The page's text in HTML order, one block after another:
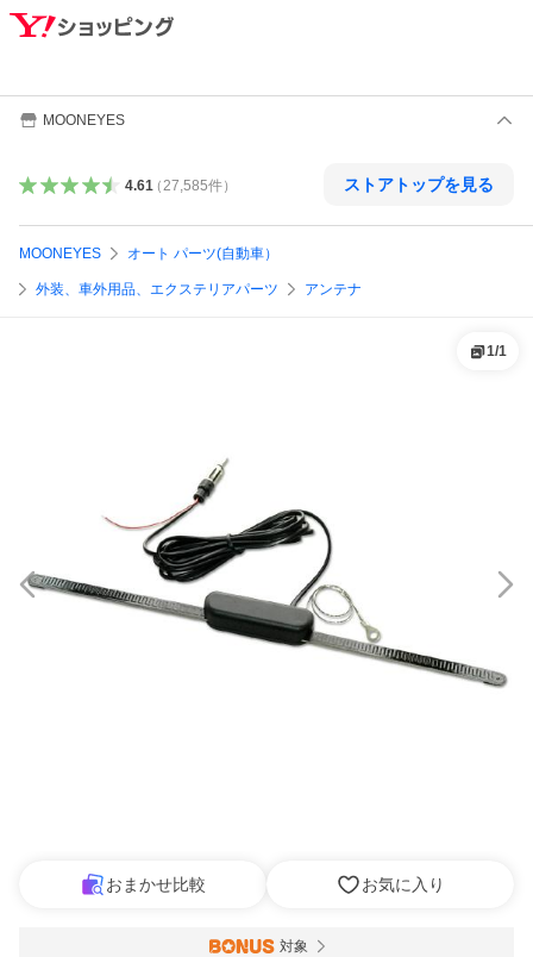
MOONEYES
4.61（ 27,585件） ストアトップを見る
MOONEYES オート パーツ(自動車）
外装、車外用品、エクステリアパーツ アンテナ
1/1
おまかせ比較 お気に入り
対象